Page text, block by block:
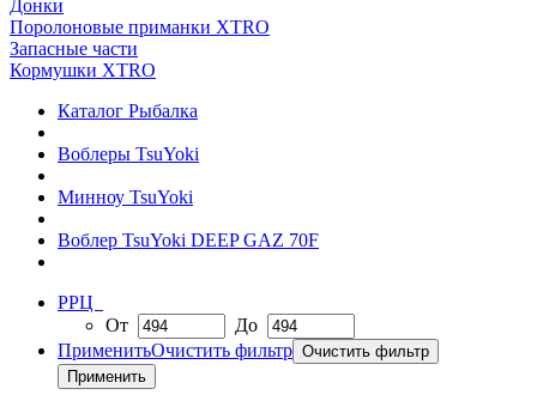
Донки
Поролоновые приманки XTRO
Запасные части
Кормушки XTRO
Каталог Рыбалка
Воблеры TsuYoki
Минноу TsuYoki
Воблер TsuYoki DEEP GAZ 70F
РРЦ
От
До
ПрименитьОчистить фильтр